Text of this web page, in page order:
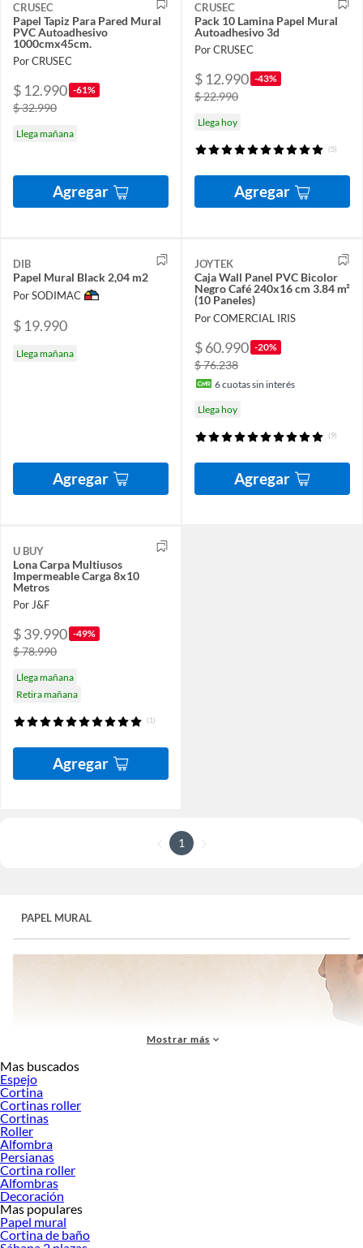
CRUSEC
Papel Tapiz Para Pared Mural
PVC Autoadhesivo
1000cmx45cm.
Por CRUSEC
$ 12.990 -61%
$ 32.990
Llega mañana
Agregar
CRUSEC
Pack 10 Lamina Papel Mural
Autoadhesivo 3d
Por CRUSEC
$ 12.990 -43%
$ 22.990
Llega hoy
(5)
Agregar
DIB
Papel Mural Black 2,04 m2
Por SODIMAC
$ 19.990
Llega mañana
Agregar
JOYTEK
Caja Wall Panel PVC Bicolor
Negro Café 240x16 cm 3.84 m²
(10 Paneles)
Por COMERCIAL IRIS
$ 60.990 -20%
$ 76.238
6cuotas sin interés
Llega hoy
(9)
Agregar
U BUY
Lona Carpa Multiusos
Impermeable Carga 8x10
Metros
Por J&F
$ 39.990 -49%
$ 78.990
Llega mañana
Retira mañana
(1)
Agregar
1
PAPEL MURAL
Elpapel murales una verdadera joya cuando se trata de renovar el aspecto de
Mostrar más
Mas buscados
Espejo
Cortina
Cortinas roller
Cortinas
Roller
Alfombra
Persianas
Cortina roller
Alfombras
Decoración
Mas populares
Papel mural
Cortina de baño